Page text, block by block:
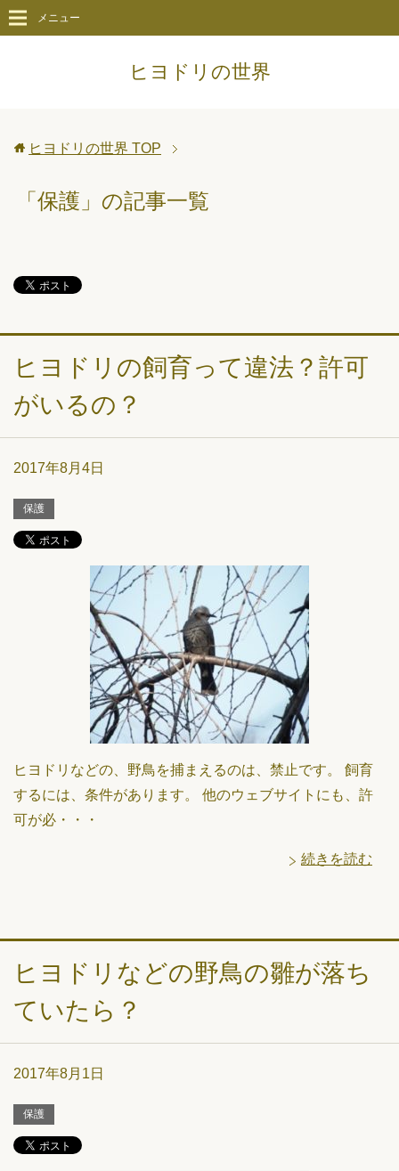
ヒヨドリの世界
メニュー
ヒヨドリの世界 TOP
「保護」の記事一覧
ヒヨドリの飼育って違法？許可
がいるの？
2017年8月4日
保護
ヒヨドリなどの、野鳥を捕まえるのは、禁止です。 飼育
するには、条件があります。 他のウェブサイトにも、許
可が必・・・
続きを読む
ヒヨドリなどの野鳥の雛が落ち
ていたら？
2017年8月1日
保護